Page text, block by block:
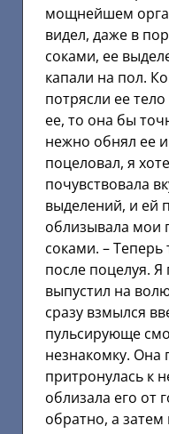
мощнейшем
видел, даже в
соками, ее
капали на пол.
потрясли ее
ее, то она бы
нежно обнял ее
поцеловал, я
почувствовала
выделений, и ей
облизывала мои
соками. – Теперь
после поцелуя.
выпустил на
сразу взмылся
пульсирующе
незнакомку. Она
притронулась к
облизала его от
обратно, а затем